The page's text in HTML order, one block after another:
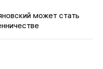
может стать